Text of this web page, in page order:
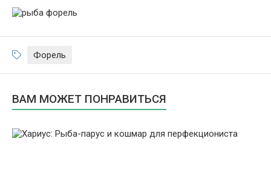
Форель
ВАМ МОЖЕТ ПОНРАВИТЬСЯ